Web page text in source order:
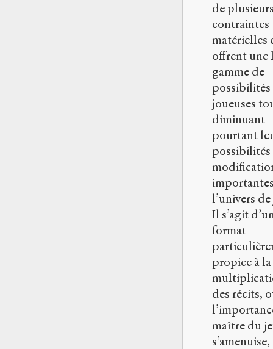
de
contraintes
matérielles
offrent une
gamme de
possibilités
joueuses
diminuant
pourtant
possibilités
l’univers
Il s’agit
format
propice à la
des récits,
maître du
s’amenuise,